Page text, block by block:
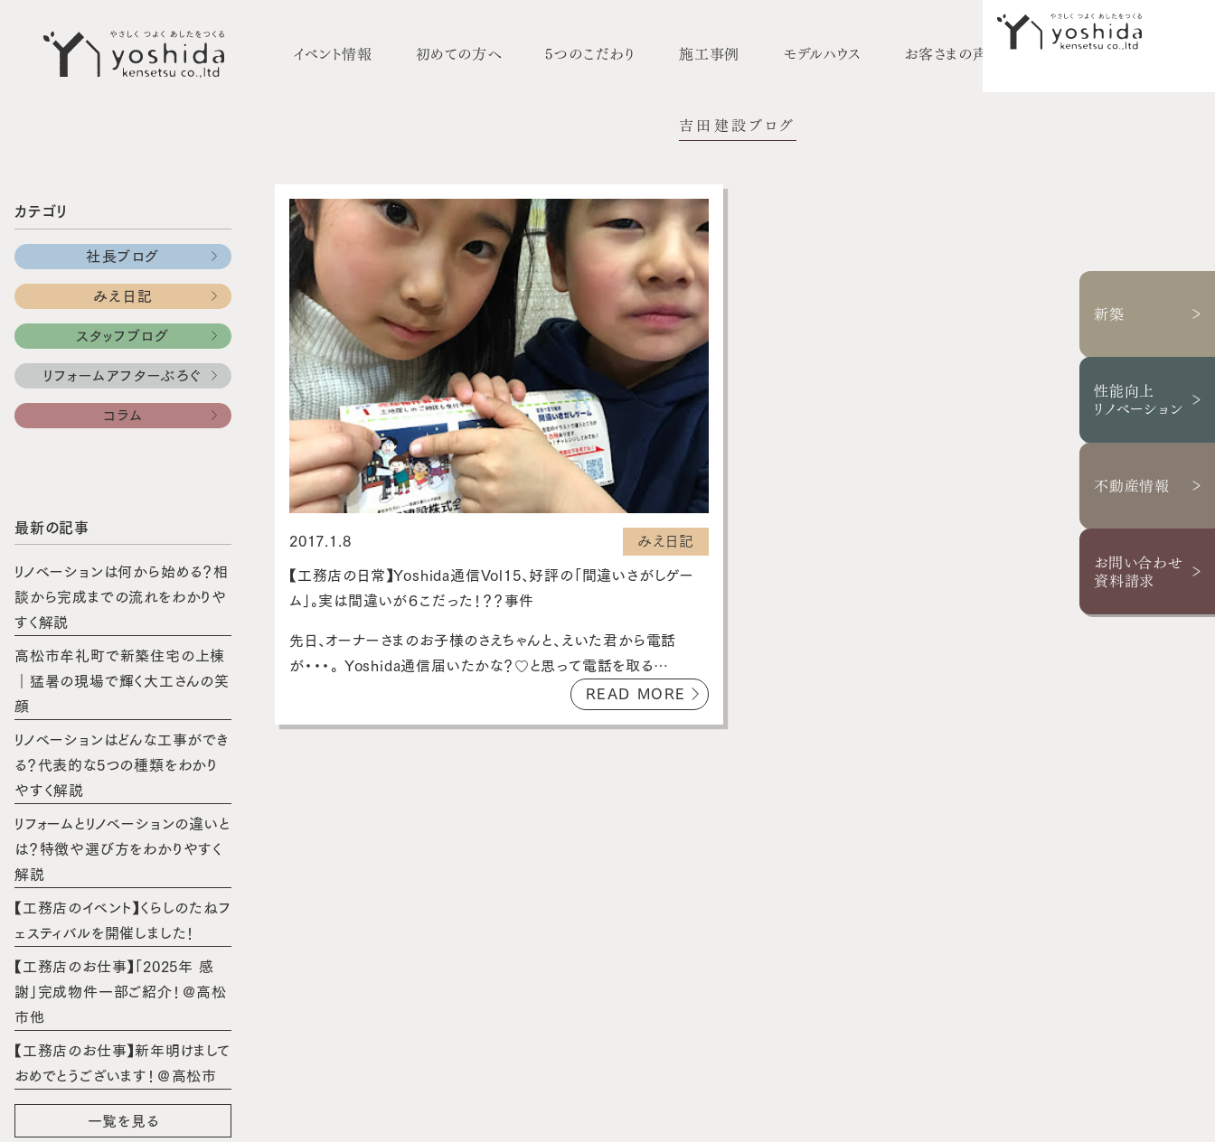
イベント情報 初めての方へ 5つのこだわり 施工事例 モデルハウス お客さまの声 採用情報
新築
性能向上
リノベーション
不動産情報
お問い合わせ
資料請求
吉田建設ブログ
カテゴリ
社長ブログ
みえ日記
スタッフブログ
リフォームアフターぶろぐ
コラム
最新の記事
リノベーションは何から始める？相
談から完成までの流れをわかりや
すく解説
高松市牟礼町で新築住宅の上棟
｜猛暑の現場で輝く大工さんの笑
顔
リノベーションはどんな工事ができ
る？代表的な5つの種類をわかり
やすく解説
リフォームとリノベーションの違いと
は？特徴や選び方をわかりやすく
解説
【工務店のイベント】くらしのたねフ
ェスティバルを開催しました！
【工務店のお仕事】「2025年 感
謝」完成物件一部ご紹介！＠高松
市他
【工務店のお仕事】新年明けまして
おめでとうございます！＠高松市
一覧を見る
2017.1.8 みえ日記
【工務店の日常】Yoshida通信Vol15、好評の「間違いさがしゲー
ム」。実は間違いが６こだった！？？事件
先日、オーナーさまのお子様のさえちゃんと、えいた君から電話
が・・・。 Yoshida通信届いたかな？♡と思って電話を取る…
READ MORE